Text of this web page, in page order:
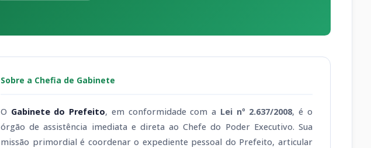
Sobre a Chefia de Gabinete
O Gabinete do Prefeito, em conformidade com a Lei nº 2.637/2008, é o
órgão de assistência imediata e direta ao Chefe do Poder Executivo. Sua
missão primordial é coordenar o expediente pessoal do Prefeito, articular